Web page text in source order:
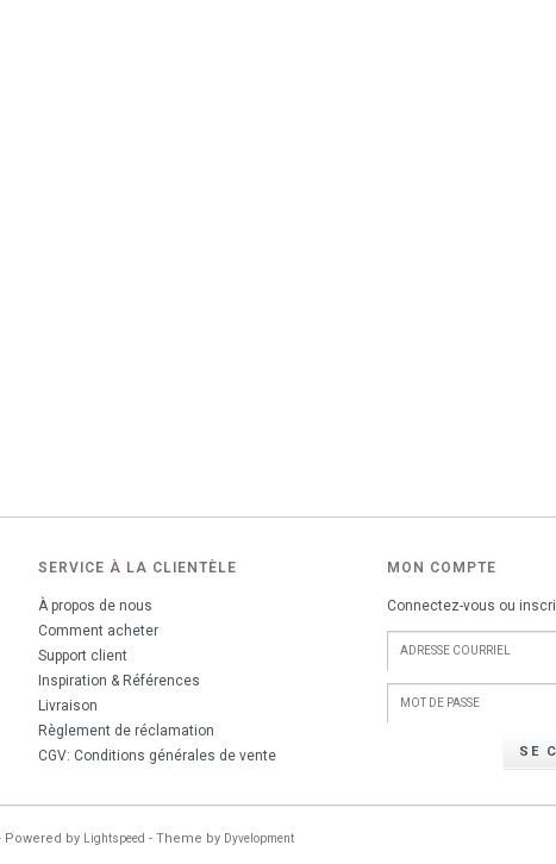
SERVICE À LA CLIENTÈLE
À propos de nous
Comment acheter
Support client
Inspiration & Références
Livraison
Règlement de réclamation
CGV: Conditions générales de vente
MON COMPTE
Connectez-vous ou
SE
Powered by Lightspeed - Theme by Dyvelopment